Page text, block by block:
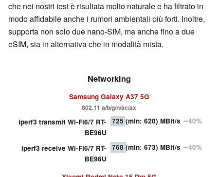
che nei nostri test è risultata molto naturale e ha filtrato in
modo affidabile anche i rumori ambientali più forti. Inoltre,
supporta non solo due nano-SIM, ma anche fino a due
eSIM, sia in alternativa che in modalità mista.
Networking
Samsung Galaxy A37 5G
802.11 a/b/g/n/ac/ax
iperf3 transmit Wi-Fi6/7 RT-
BE96U
725 (min: 620) MBit/s ∼40%
iperf3 receive Wi-Fi6/7 RT-
BE96U
768 (min: 673) MBit/s ∼40%